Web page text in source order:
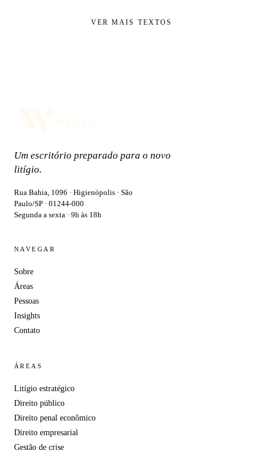
VER MAIS TEXTOS
Um escritório preparado para o novo
litígio.
Rua Bahia, 1096 · Higienópolis · São
Paulo/SP · 01244-000
Segunda a sexta · 9h às 18h
NAVEGAR
Sobre
Áreas
Pessoas
Insights
Contato
ÁREAS
Litígio estratégico
Direito público
Direito penal econômico
Direito empresarial
Gestão de crise